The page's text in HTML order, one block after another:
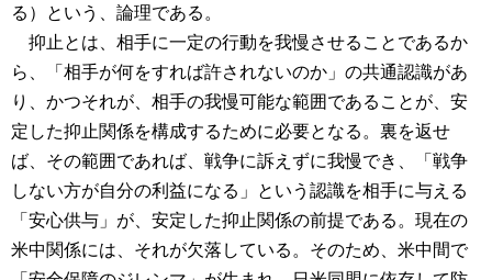
る）という、論理である。
抑止とは、相手に一定の行動を我慢させることであるか
ら、「相手が何をすれば許されないのか」の共通認識があ
り、かつそれが、相手の我慢可能な範囲であることが、安
定した抑止関係を構成するために必要となる。裏を返せ
ば、その範囲であれば、戦争に訴えずに我慢でき、「戦争
しない方が自分の利益になる」という認識を相手に与える
「安心供与」が、安定した抑止関係の前提である。現在の
米中関係には、それが欠落している。そのため、米中間で